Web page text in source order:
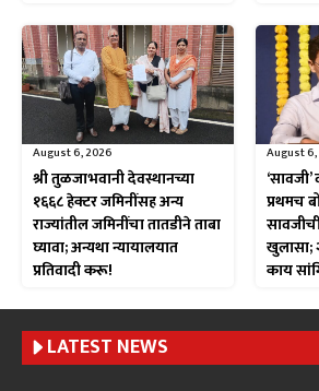
August 6, 2026
श्री तुळजाभवानी देवस्थानच्या
१६६८ हेक्टर जमिनींसह अन्य
राज्यांतील जमिनींचा तातडीने ताबा
घ्यावा; अन्यथा न्यायालयात
प्रतिवादी करू!
August
प्रथमच
खुलासा;
काय
LATEST NEWS